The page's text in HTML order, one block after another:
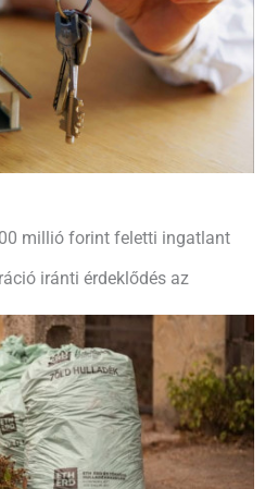
millió forint feletti ingatlant
iránti érdeklődés az